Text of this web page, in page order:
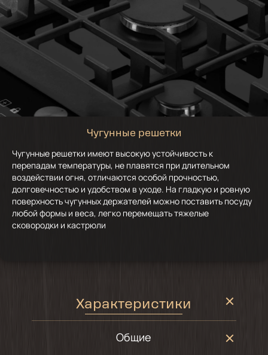
Чугунные решетки
Чугунные решетки имеют высокую устойчивость к
перепадам температуры, не плавятся при длительном
воздействии огня, отличаются особой прочностью,
долговечностью и удобством в уходе. На гладкую и ровную
поверхность чугунных держателей можно поставить посуду
любой формы и веса, легко перемещать тяжелые
сковородки и кастрюли
Характеристики
Общие